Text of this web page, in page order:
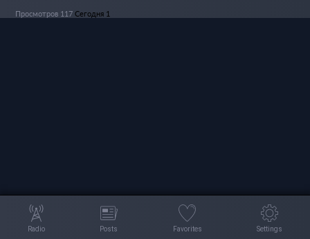
Просмотров 117 Сегодня 1
Radio Posts Favorites Settings